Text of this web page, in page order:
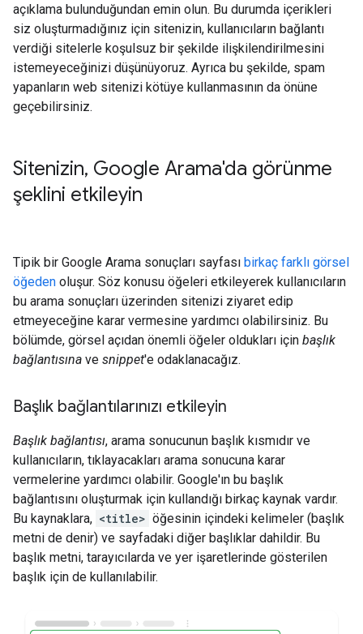
açıklama bulunduğundan emin olun. Bu durumda içerikleri
siz oluşturmadığınız için sitenizin, kullanıcıların bağlantı
verdiği sitelerle koşulsuz bir şekilde ilişkilendirilmesini
istemeyeceğinizi düşünüyoruz. Ayrıca bu şekilde, spam
yapanların web sitenizi kötüye kullanmasının da önüne
geçebilirsiniz.
Sitenizin, Google Arama'da görünme
şeklini etkileyin
Tipik bir Google Arama sonuçları sayfası birkaç farklı görsel
öğeden oluşur. Söz konusu öğeleri etkileyerek kullanıcıların
bu arama sonuçları üzerinden sitenizi ziyaret edip
etmeyeceğine karar vermesine yardımcı olabilirsiniz. Bu
bölümde, görsel açıdan önemli öğeler oldukları için başlık
bağlantısına ve snippet'e odaklanacağız.
Başlık bağlantılarınızı etkileyin
Başlık bağlantısı, arama sonucunun başlık kısmıdır ve
kullanıcıların, tıklayacakları arama sonucuna karar
vermelerine yardımcı olabilir. Google'ın bu başlık
bağlantısını oluşturmak için kullandığı birkaç kaynak vardır.
Bu kaynaklara, <title> öğesinin içindeki kelimeler (başlık
metni de denir) ve sayfadaki diğer başlıklar dahildir. Bu
başlık metni, tarayıcılarda ve yer işaretlerinde gösterilen
başlık için de kullanılabilir.